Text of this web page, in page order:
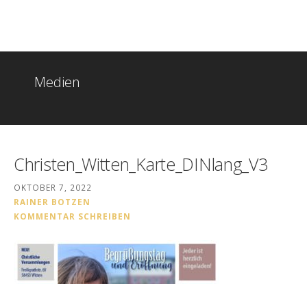
Medien
Christen_Witten_Karte_DINlang_V3
OKTOBER 7, 2022
RAINER BOTZEN
KOMMENTAR SCHREIBEN